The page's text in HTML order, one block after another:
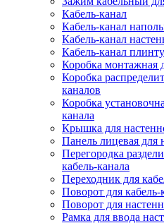
Кабель-канал
Кабель-канал
Кабель-канал
Кабель-канал
Коробка монтажная
Коробка
каналов
Коробка
канала
Крышка для
Панель лицевая для
Перегородка
кабель-канала
Переходник для
Поворот для кабель-
Поворот для
Рамка для ввода